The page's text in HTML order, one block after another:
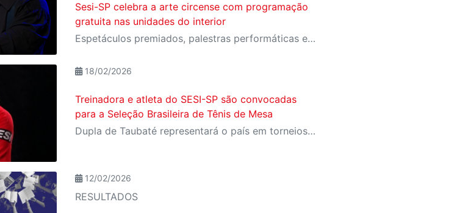
Sesi-SP celebra a arte circense com programação
gratuita nas unidades do interior
Espetáculos premiados, palestras performáticas e oficinas de palhaçaria feminina em cidades como Campinas, Taubaté e Santos.
18/02/2026
Treinadora e atleta do SESI-SP são convocadas
para a Seleção Brasileira de Tênis de Mesa
Dupla de Taubaté representará o país em torneios no Paraguai e nos Estados Unidos em 2026
12/02/2026
RESULTADOS